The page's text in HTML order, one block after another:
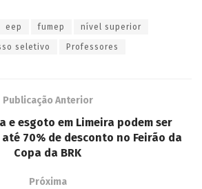
eep fumep nível superior
seletivo Professores
Publicação Anterior
e esgoto em Limeira podem ser
70% de desconto no Feirão da
Copa da BRK
Próxima